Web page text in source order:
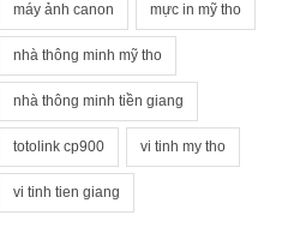
máy ảnh canon mực in mỹ tho
nhà thông minh mỹ tho
nhà thông minh tiền giang
totolink cp900 vi tinh my tho
vi tinh tien giang